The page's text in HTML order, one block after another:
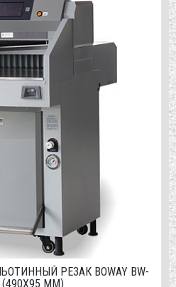
РЕЗАК BOWAY BW-
(490Х95 ММ)